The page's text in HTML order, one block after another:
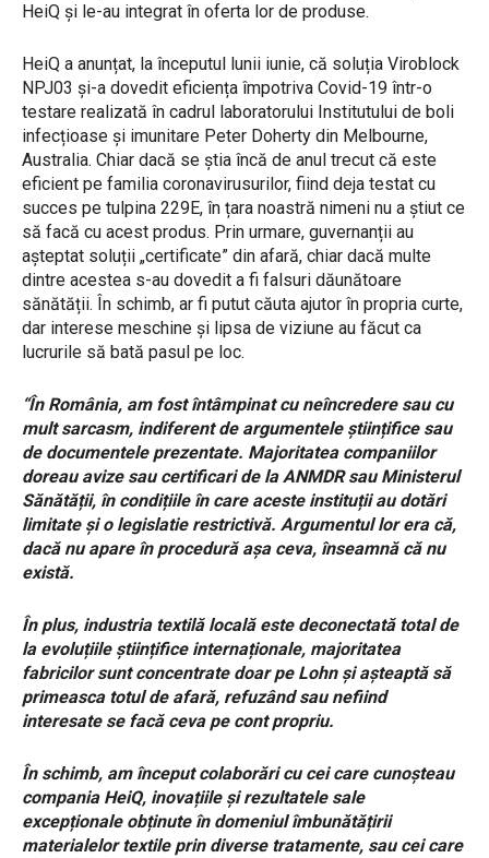
HeiQ și le-au integrat în oferta lor de produse.
HeiQ a anunțat, la începutul lunii iunie, că soluția Viroblock
NPJ03 și-a dovedit eficiența împotriva Covid-19 într-o
testare realizată în cadrul laboratorului Institutului de boli
infecțioase și imunitare Peter Doherty din Melbourne,
Australia. Chiar dacă se știa încă de anul trecut că este
eficient pe familia coronavirusurilor, fiind deja testat cu
succes pe tulpina 229E, în țara noastră nimeni nu a știut ce
să facă cu acest produs. Prin urmare, guvernanții au
așteptat soluții „certificate” din afară, chiar dacă multe
dintre acestea s-au dovedit a fi falsuri dăunătoare
sănătății. În schimb, ar fi putut căuta ajutor în propria curte,
dar interese meschine și lipsa de viziune au făcut ca
lucrurile să bată pasul pe loc.
“În România, am fost întâmpinat cu neîncredere sau cu
mult sarcasm, indiferent de argumentele științifice sau
de documentele prezentate. Majoritatea companiilor
doreau avize sau certificari de la ANMDR sau Ministerul
Sănătății, în condițiile în care aceste instituții au dotări
limitate și o legislatie restrictivă. Argumentul lor era că,
dacă nu apare în procedură așa ceva, înseamnă că nu
există.
În plus, industria textilă locală este deconectată total de
la evoluțiile științifice internaționale, majoritatea
fabricilor sunt concentrate doar pe Lohn și așteaptă să
primeasca totul de afară, refuzând sau nefiind
interesate se facă ceva pe cont propriu.
În schimb, am început colaborări cu cei care cunoșteau
compania HeiQ, inovațiile și rezultatele sale
excepționale obținute în domeniul îmbunătățirii
materialelor textile prin diverse tratamente, sau cei care